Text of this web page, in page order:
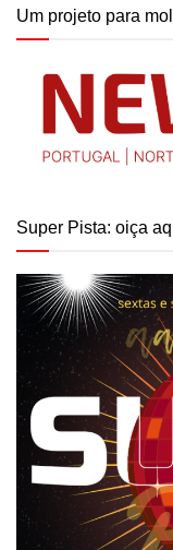
Um projeto para
Super Pista: oiça